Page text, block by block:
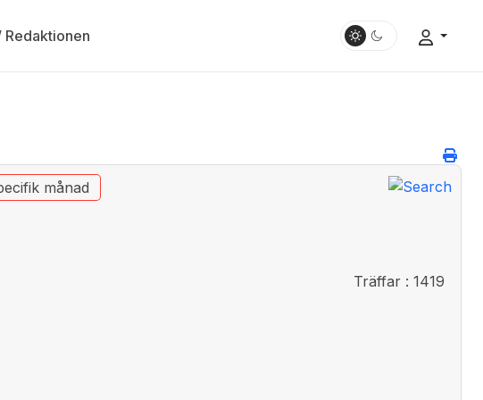
Redaktionen
månad
Träffar : 1419